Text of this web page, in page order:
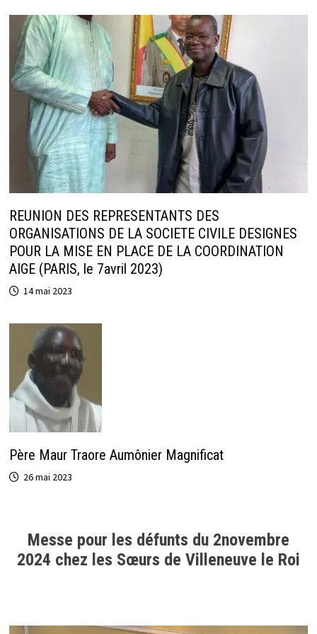
REUNION DES REPRESENTANTS DES
ORGANISATIONS DE LA SOCIETE CIVILE DESIGNES
POUR LA MISE EN PLACE DE LA COORDINATION
AIGE (PARIS, le 7avril 2023)
14 mai 2023
Père Maur Traore Aumônier Magnificat
26 mai 2023
Messe pour les défunts du 2novembre
2024 chez les Sœurs de Villeneuve le Roi